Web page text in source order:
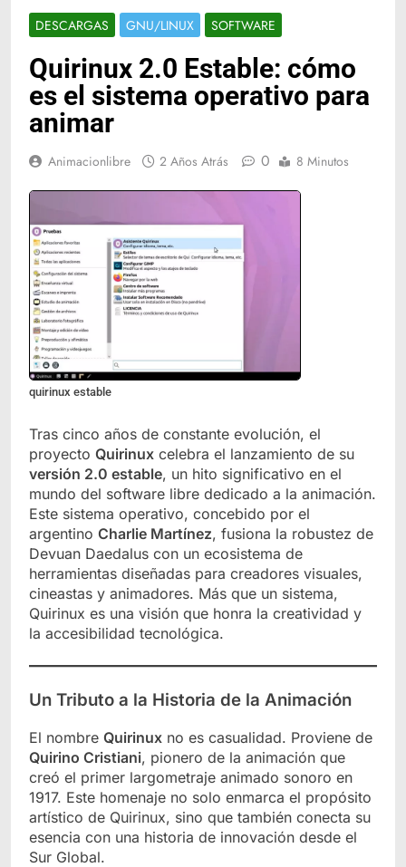
DESCARGAS GNU/LINUX SOFTWARE
Quirinux 2.0 Estable: cómo
es el sistema operativo para
animar
Animacionlibre 2 Años Atrás 0 8 Minutos
quirinux estable
Tras cinco años de constante evolución, el
proyecto Quirinux celebra el lanzamiento de su
versión 2.0 estable, un hito significativo en el
mundo del software libre dedicado a la animación.
Este sistema operativo, concebido por el
argentino Charlie Martínez, fusiona la robustez de
Devuan Daedalus con un ecosistema de
herramientas diseñadas para creadores visuales,
cineastas y animadores. Más que un sistema,
Quirinux es una visión que honra la creatividad y
la accesibilidad tecnológica.
Un Tributo a la Historia de la Animación
El nombre Quirinux no es casualidad. Proviene de
Quirino Cristiani, pionero de la animación que
creó el primer largometraje animado sonoro en
1917. Este homenaje no solo enmarca el propósito
artístico de Quirinux, sino que también conecta su
esencia con una historia de innovación desde el
Sur Global.